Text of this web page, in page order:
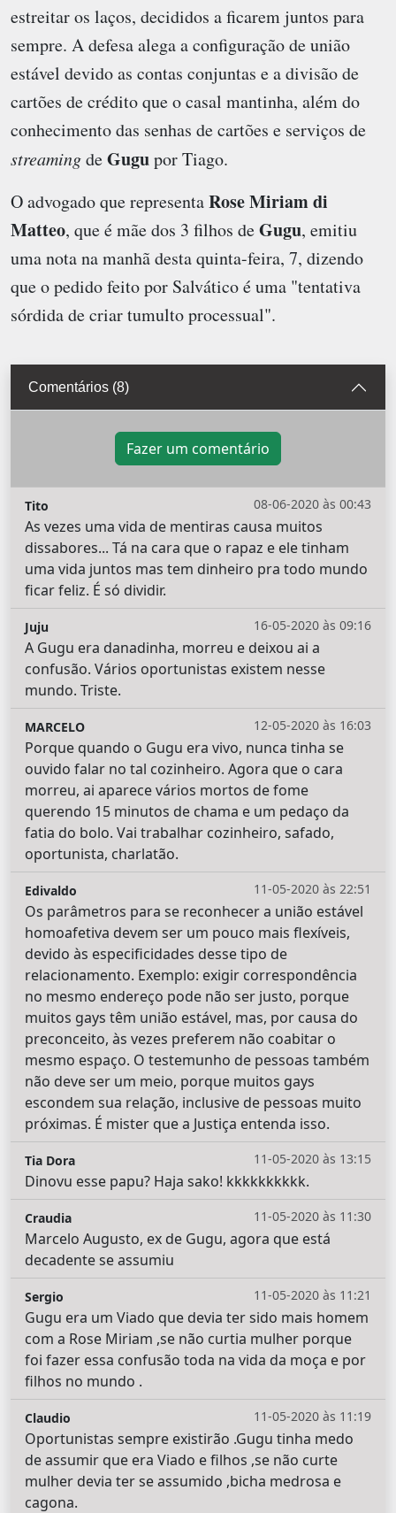
estreitar os laços, decididos a ficarem juntos para
sempre. A defesa alega a configuração de união
estável devido as contas conjuntas e a divisão de
cartões de crédito que o casal mantinha, além do
conhecimento das senhas de cartões e serviços de
streamingdeGugupor Tiago.
O advogado que representaRose Miriam di
Matteo, que é mãe dos 3 filhos deGugu, emitiu
uma nota na manhã desta quinta-feira, 7, dizendo
que o pedido feito por Salvático é uma "tentativa
sórdida de criar tumulto processual".
Comentários (8)
Fazer um comentário
08-06-2020 às 00:43
Tito
As vezes uma vida de mentiras causa muitos
dissabores... Tá na cara que o rapaz e ele tinham
uma vida juntos mas tem dinheiro pra todo mundo
ficar feliz. É só dividir.
16-05-2020 às 09:16
Juju
A Gugu era danadinha, morreu e deixou ai a
confusão. Vários oportunistas existem nesse
mundo. Triste.
12-05-2020 às 16:03
MARCELO
Porque quando o Gugu era vivo, nunca tinha se
ouvido falar no tal cozinheiro. Agora que o cara
morreu, ai aparece vários mortos de fome
querendo 15 minutos de chama e um pedaço da
fatia do bolo. Vai trabalhar cozinheiro, safado,
oportunista, charlatão.
11-05-2020 às 22:51
Edivaldo
Os parâmetros para se reconhecer a união estável
homoafetiva devem ser um pouco mais flexíveis,
devido às especificidades desse tipo de
relacionamento. Exemplo: exigir correspondência
no mesmo endereço pode não ser justo, porque
muitos gays têm união estável, mas, por causa do
preconceito, às vezes preferem não coabitar o
mesmo espaço. O testemunho de pessoas também
não deve ser um meio, porque muitos gays
escondem sua relação, inclusive de pessoas muito
próximas. É mister que a Justiça entenda isso.
11-05-2020 às 13:15
Tia Dora
Dinovu esse papu? Haja sako! kkkkkkkkkk.
11-05-2020 às 11:30
Craudia
Marcelo Augusto, ex de Gugu, agora que está
decadente se assumiu
11-05-2020 às 11:21
Sergio
Gugu era um Viado que devia ter sido mais homem
com a Rose Miriam ,se não curtia mulher porque
foi fazer essa confusão toda na vida da moça e por
filhos no mundo .
11-05-2020 às 11:19
Claudio
Oportunistas sempre existirão .Gugu tinha medo
de assumir que era Viado e filhos ,se não curte
mulher devia ter se assumido ,bicha medrosa e
cagona.